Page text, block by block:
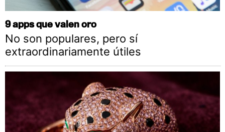
9 apps que valen oro
No son populares, pero sí
extraordinariamente útiles